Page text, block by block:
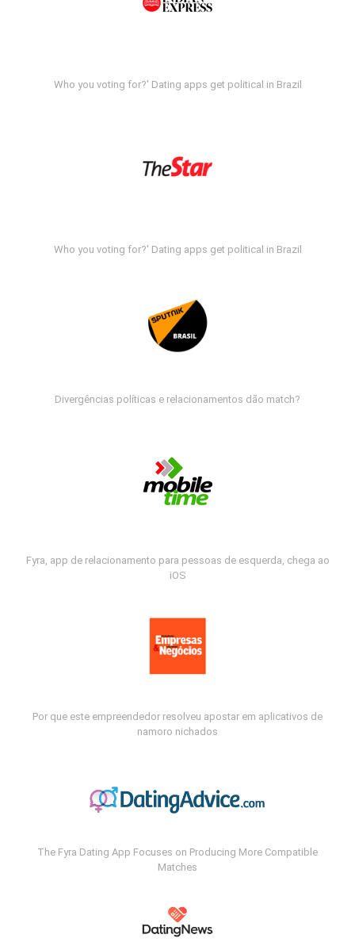
Who you voting for?' Dating apps get political in Brazil
Who you voting for?' Dating apps get political in Brazil
Divergências políticas e relacionamentos dão match?
Fyra, app de relacionamento para pessoas de esquerda, chega ao
iOS
Por que este empreendedor resolveu apostar em aplicativos de
namoro nichados
The Fyra Dating App Focuses on Producing More Compatible
Matches